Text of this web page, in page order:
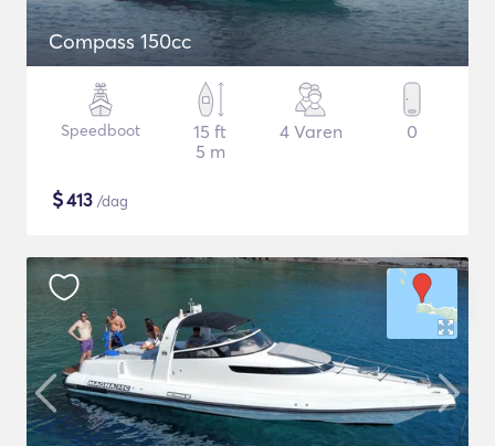
Compass 150cc
Speedboot
15 ft
5 m
4 Varen 0
$413 /dag